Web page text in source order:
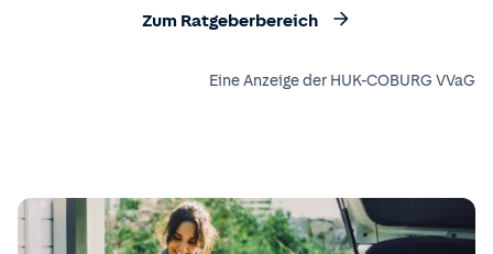
Zum Ratgeberbereich
Eine Anzeige der HUK-COBURG VVaG